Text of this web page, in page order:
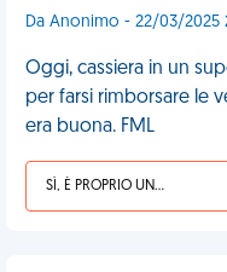
Da Anonimo - 22/03/2025
Oggi, cassiera in un
per farsi rimborsare le
era buona. FML
SÌ, È PROPRIO UNA VDM!